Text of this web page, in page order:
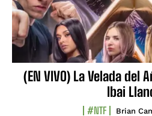
(EN VIVO) La Velada del
Ibai
#NTF Brian